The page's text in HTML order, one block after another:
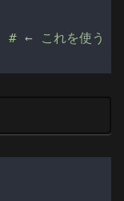
# ← これを使う